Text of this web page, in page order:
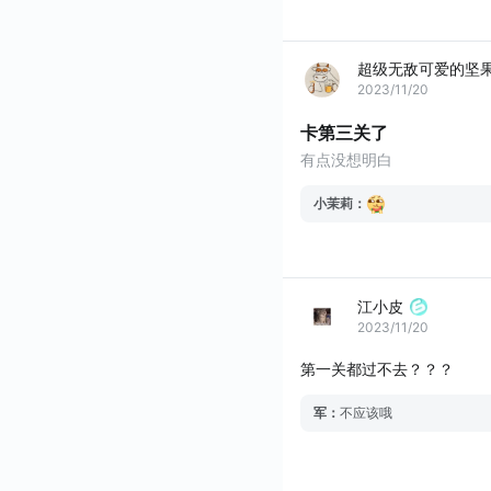
超级无敌可爱的坚
2023/11/20
卡第三关了
有点没想明白
小茉莉：
江小皮
2023/11/20
第一关都过不去？？？
军： 不应该哦